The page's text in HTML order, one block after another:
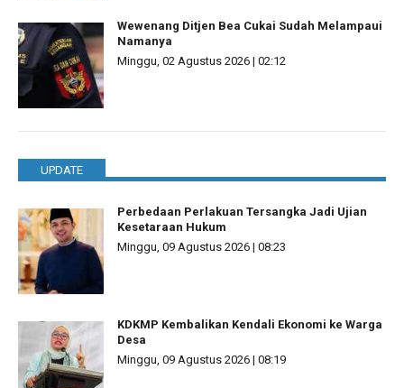
Wewenang Ditjen Bea Cukai Sudah Melampaui
Namanya
Minggu, 02 Agustus 2026 | 02:12
UPDATE
Perbedaan Perlakuan Tersangka Jadi Ujian
Kesetaraan Hukum
Minggu, 09 Agustus 2026 | 08:23
KDKMP Kembalikan Kendali Ekonomi ke Warga
Desa
Minggu, 09 Agustus 2026 | 08:19